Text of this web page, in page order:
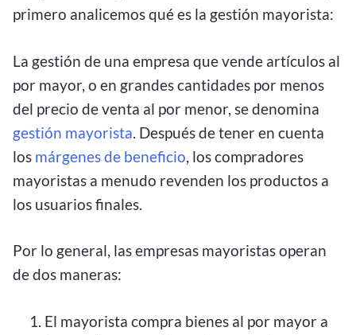
primero analicemos qué es la gestión mayorista:
La gestión de una empresa que vende artículos al
por mayor, o en grandes cantidades por menos
del precio de venta al por menor, se denomina
gestión mayorista . Después de tener en cuenta
los márgenes de beneficio , los compradores
mayoristas a menudo revenden los productos a
los usuarios finales.
Por lo general, las empresas mayoristas operan
de dos maneras:
El mayorista compra bienes al por mayor a